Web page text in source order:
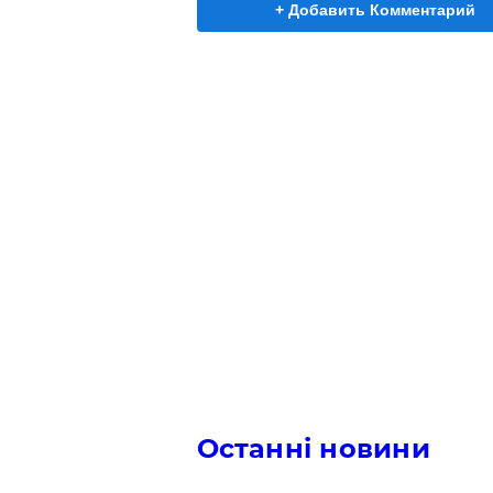
+ Добавить Комментарий
Останні новини